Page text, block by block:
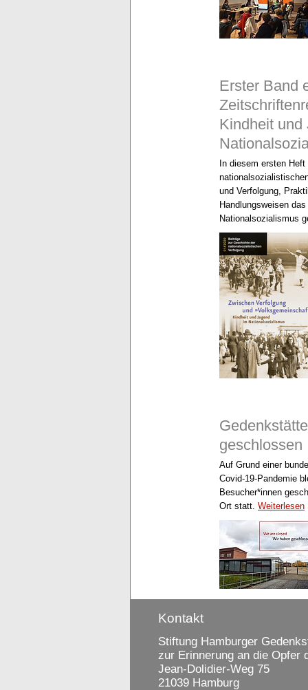
Erster Band
Kindheit und
In diesem ersten
und Verfolgung,
Handlungsweisen
Nationalsozialismus
geschlossen
Auf Grund einer
Covid-19-Pandemie
Besucher*innen
Ort statt. Weiterlesen
Kontakt
Stiftung Hamburger
zur Erinnerung an die Opfer
Jean-Dolidier-Weg 75
21039 Hamburg